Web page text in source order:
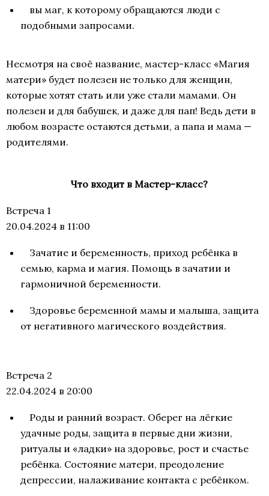
вы маг, к которому обращаются люди с
подобными запросами.
Несмотря на своё название, мастер-класс «Магия
матери» будет полезен не только для женщин,
которые хотят стать или уже стали мамами. Он
полезен и для бабушек, и даже для пап! Ведь дети в
любом возрасте остаются детьми, а папа и мама —
родителями.
Что входит в Мастер-класс?
Встреча 1
20.04.2024 в 11:00
Зачатие и беременность, приход ребёнка в
семью, карма и магия. Помощь в зачатии и
гармоничной беременности.
Здоровье беременной мамы и малыша, защита
от негативного магического воздействия.
Встреча 2
22.04.2024 в 20:00
Роды и ранний возраст. Оберег на лёгкие
удачные роды, защита в первые дни жизни,
ритуалы и «ладки» на здоровье, рост и счастье
ребёнка. Состояние матери, преодоление
депрессии, налаживание контакта с ребёнком.